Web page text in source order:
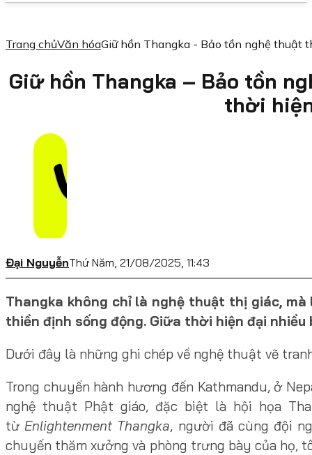
Trang chủVăn hóaGiữ hồn Thangka - Bảo tồn nghệ thuật
Giữ hồn Thangka – Bảo tồn
thời
Đại NguyễnThứ Năm, 21/08/2025, 11:43
Thangka không chỉ là nghệ thuật thị giác,
thiền định sống động. Giữa thời hiện đại
Dưới đây là những ghi chép về nghệ thuật vẽ
Trong chuyến hành hương đến Kathmandu, ở
nghệ thuật Phật giáo, đặc biệt là hội họa
từ Enlightenment Thangka, người đã cùng đội
chuyến thăm xưởng và phòng trưng bày của họ,